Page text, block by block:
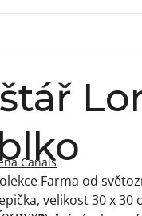
Canals
Farma od
velikost 30 x 30